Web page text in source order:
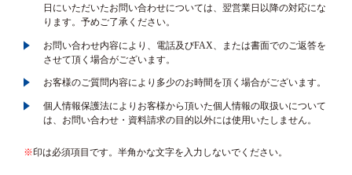
日にいただいたお問い合わせについては、翌営業日以降の対応にな
ります。予めご了承ください。
お問い合わせ内容により、電話及びFAX、または書面でのご返答を
させて頂く場合がございます。
お客様のご質問内容により多少のお時間を頂く場合がございます。
個人情報保護法によりお客様から頂いた個人情報の取扱いについて
は、お問い合わせ・資料請求の目的以外には使用いたしません。
※印は必須項目です。半角かな文字を入力しないでください。